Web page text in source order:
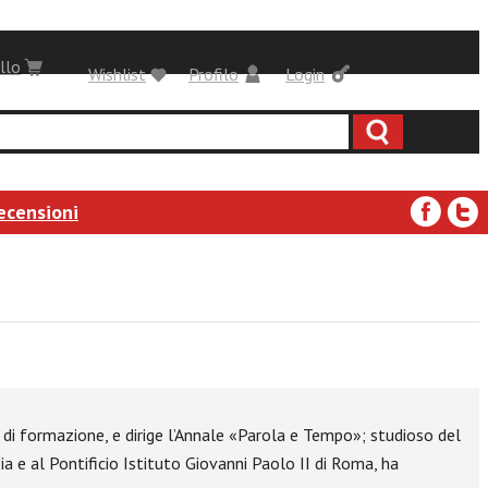
Login
Profilo
Wishlist
e dirige l’Annale «Parola e Tempo»; studioso del
e al Pontificio Istituto Giovanni Paolo II di Roma, ha